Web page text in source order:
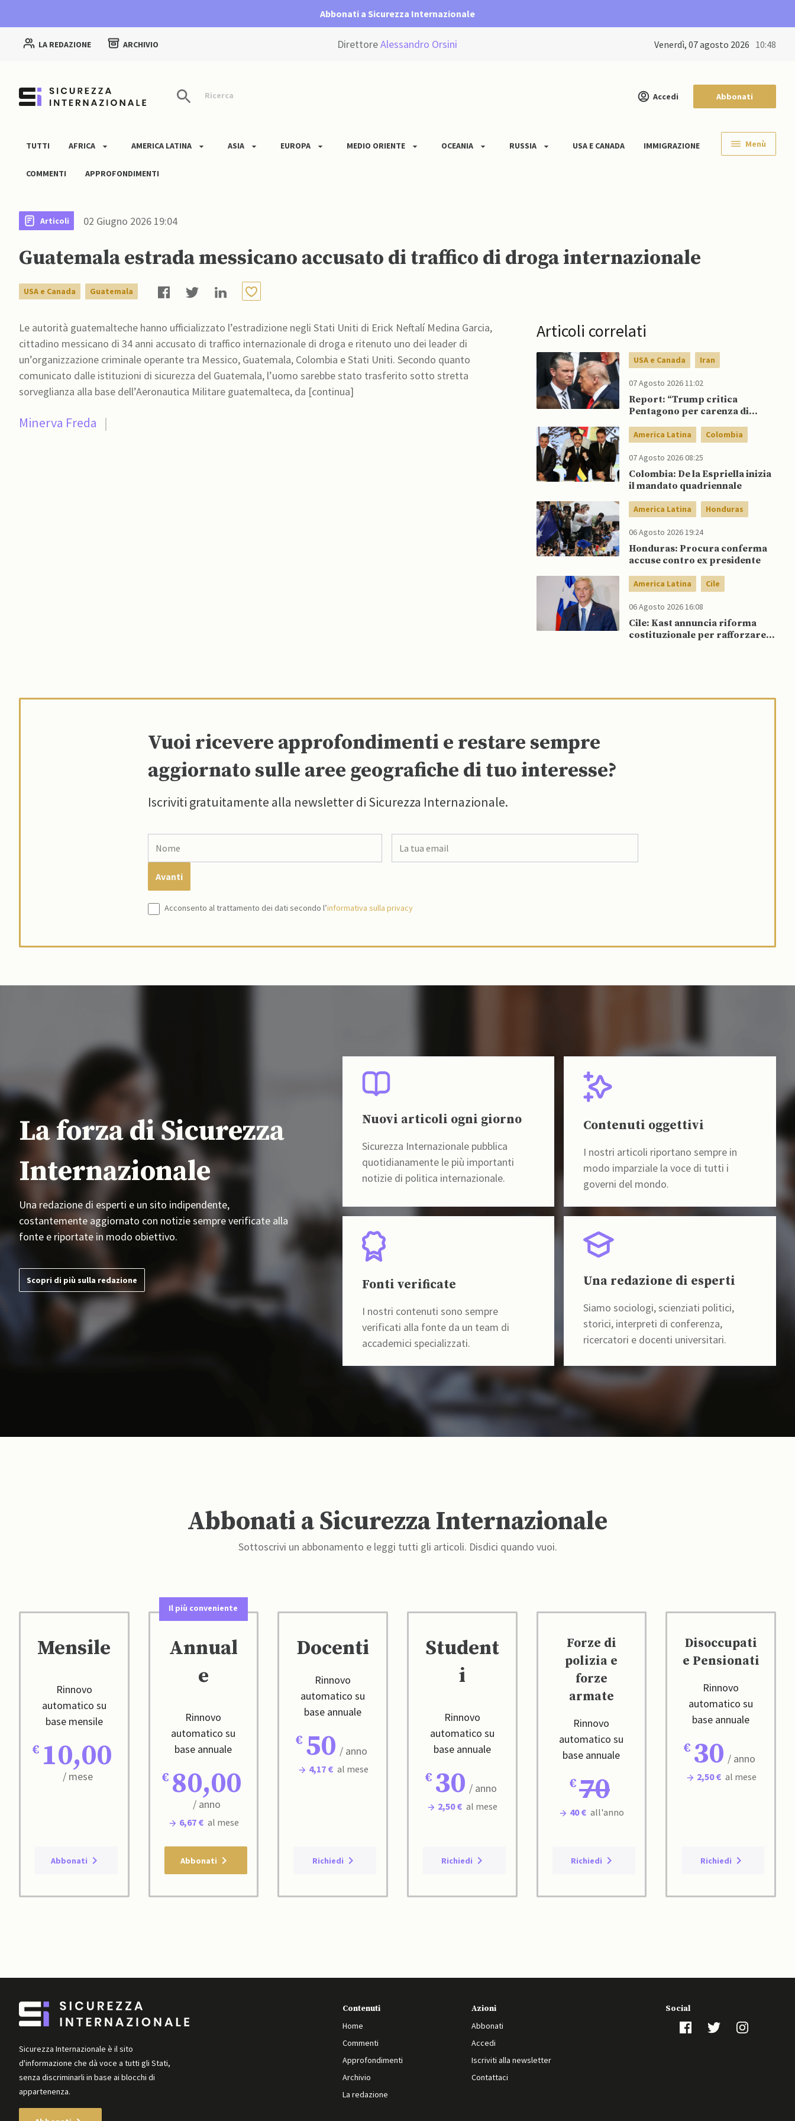
Abbonati a Sicurezza Internazionale
LA REDAZIONE ARCHIVIO DirettoreAlessandro Orsini venerdì, 07 agosto 2026 10:48
Ricerca Accedi Abbonati
TUTTI AFRICA AMERICA LATINA ASIA EUROPA MEDIO ORIENTE OCEANIA RUSSIA USA E CANADA IMMIGRAZIONE
COMMENTI APPROFONDIMENTI
Menù
Articoli 02 Giugno 2026 19:04
Guatemala estrada messicano accusato di traffico di droga internazionale
USA e Canada Guatemala
Le autorità guatemalteche hanno ufficializzato l’estradizione negli Stati Uniti di Erick Neftalí Medina Garcia,
cittadino messicano di 34 anni accusato di traffico internazionale di droga e ritenuto uno dei leader di
un’organizzazione criminale operante tra Messico, Guatemala, Colombia e Stati Uniti. Secondo quanto
comunicato dalle istituzioni di sicurezza del Guatemala, l’uomo sarebbe stato trasferito sotto stretta
sorveglianza alla base dell’Aeronautica Militare guatemalteca, da [continua]
Minerva Freda |
Articoli correlati
USA e Canada Iran
07 Agosto 2026 11:02
Report: “Trump critica
Pentagono per carenza di
America Latina Colombia
07 Agosto 2026 08:25
Colombia: De la Espriella inizia
il mandato quadriennale
America Latina Honduras
06 Agosto 2026 19:24
Honduras: Procura conferma
accuse contro ex presidente
America Latina Cile
06 Agosto 2026 16:08
Cile: Kast annuncia riforma
costituzionale per rafforzare la
Vuoi ricevere approfondimenti e restare sempre
aggiornato sulle aree geografiche di tuo interesse?
Iscriviti gratuitamente alla newsletter di Sicurezza Internazionale.
Acconsento al trattamento dei dati secondo l’informativa sulla privacy
La forza di Sicurezza
Internazionale
Una redazione di esperti e un sito indipendente,
costantemente aggiornato con notizie sempre verificate alla
fonte e riportate in modo obiettivo.
Scopri di più sulla redazione
Nuovi articoli ogni giorno
Sicurezza Internazionale pubblica
quotidianamente le più importanti
notizie di politica internazionale.
Contenuti oggettivi
I nostri articoli riportano sempre in
modo imparziale la voce di tutti i
governi del mondo.
Fonti verificate
I nostri contenuti sono sempre
verificati alla fonte da un team di
accademici specializzati.
Una redazione di esperti
Siamo sociologi, scienziati politici,
storici, interpreti di conferenza,
ricercatori e docenti universitari.
Abbonati a Sicurezza Internazionale
Sottoscrivi un abbonamento e leggi tutti gli articoli. Disdici quando vuoi.
Mensile
Rinnovo
automatico su
base mensile
10,00
/ mese
Abbonati
Il più conveniente
Annual
e
Rinnovo
automatico su
base annuale
80,00
/ anno
6,67 € al mese
Abbonati
Docenti
Rinnovo
automatico su
base annuale
50 / anno
4,17 € al mese
Richiedi
Student
i
Rinnovo
automatico su
base annuale
30 / anno
2,50 € al mese
Richiedi
Forze di
polizia e
forze
armate
Rinnovo
automatico su
base annuale
70
40 € all'anno
Richiedi
Disoccupati
e Pensionati
Rinnovo
automatico su
base annuale
30 / anno
2,50 € al mese
Richiedi
Sicurezza Internazionale è il sito
d'informazione che dà voce a tutti gli Stati,
senza discriminarli in base ai blocchi di
appartenenza.
Contenuti
Home
Commenti
Approfondimenti
Archivio
La redazione
Azioni
Abbonati
Accedi
Iscriviti alla newsletter
Contattaci
Social